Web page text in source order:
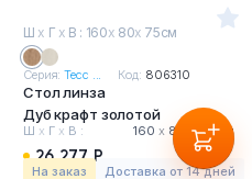
Ш х Г х В : 160х 80х 75см
Серия:Тесс ... Код: 806310
Стол линза
Дуб крафт золотой
Ш х Г х В : 160 х80 х75 см
26 277 Р
На заказ Доставка от 14 дней